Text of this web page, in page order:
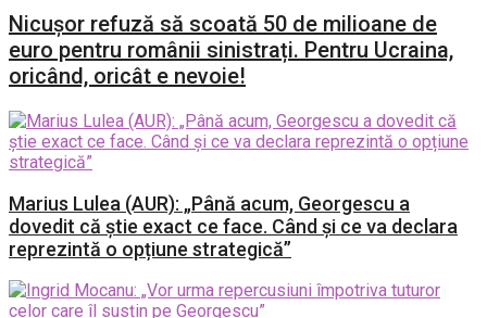
Nicușor refuză să scoată 50 de milioane de
euro pentru românii sinistrați. Pentru Ucraina,
oricând, oricât e nevoie!
Marius Lulea (AUR): „Până acum, Georgescu a
dovedit că știe exact ce face. Când și ce va declara
reprezintă o opțiune strategică”